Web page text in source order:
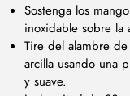
Sostenga los
inoxidable sobre la
Tire del alambre
arcilla usando una
y suave.